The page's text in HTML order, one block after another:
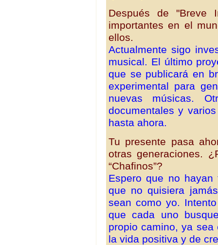
Después de "Breve
importantes en el
ellos.
Actualmente sigo
musical. El último
que se publicará en
experimental para
nuevas músicas.
documentales y
hasta ahora.
Tu presente pasa
otras generaciones.
“Chafinos”?
Espero que no
que no quisiera
sean como yo.
que cada uno
propio camino, ya
la vida positiva y de